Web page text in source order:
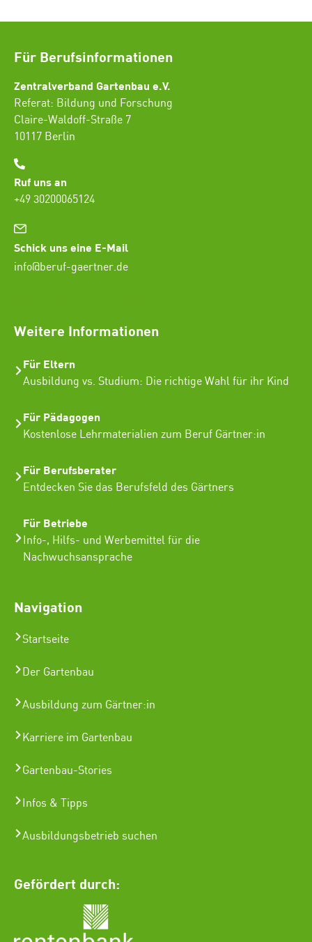
Für Berufsinformationen
Zentralverband Gartenbau e.V.
Referat: Bildung und Forschung
Claire-Waldoff-Straße 7
10117 Berlin
Ruf uns an
+49 30200065124
Schick uns eine E-Mail
info@beruf-gaertner.de
Weitere Informationen
Für Eltern
Ausbildung vs. Studium: Die richtige Wahl für ihr Kind
Für Pädagogen
Kostenlose Lehrmaterialien zum Beruf Gärtner:in
Für Berufsberater
Entdecken Sie das Berufsfeld des Gärtners
Für Betriebe
Info-, Hilfs- und Werbemittel für die
Nachwuchsansprache
Navigation
Startseite
Der Gartenbau
Ausbildung zum Gärtner:in
Karriere im Gartenbau
Gartenbau-Stories
Infos & Tipps
Ausbildungsbetrieb suchen
Gefördert durch: